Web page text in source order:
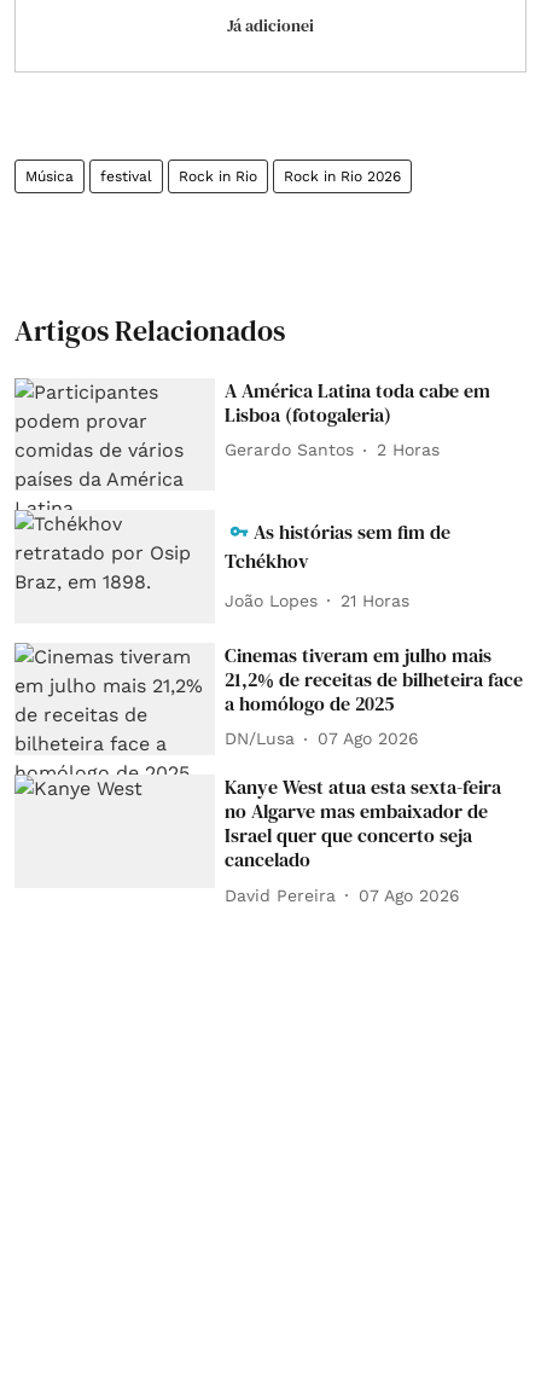
Já adicionei
Música festival Rock in Rio Rock in Rio 2026
Artigos Relacionados
A América Latina toda cabe em
Lisboa (fotogaleria)
Gerardo Santos 2 Horas
As histórias sem fim de
Tchékhov
João Lopes 21 Horas
Cinemas tiveram em julho mais
21,2% de receitas de bilheteira face
a homólogo de 2025
DN/Lusa 07 Ago 2026
Kanye West atua esta sexta-feira
no Algarve mas embaixador de
Israel quer que concerto seja
cancelado
David Pereira 07 Ago 2026